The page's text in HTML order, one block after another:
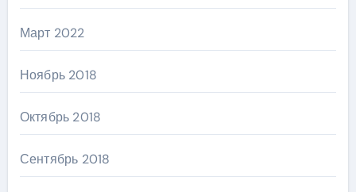
Март 2022
Ноябрь 2018
Октябрь 2018
Сентябрь 2018